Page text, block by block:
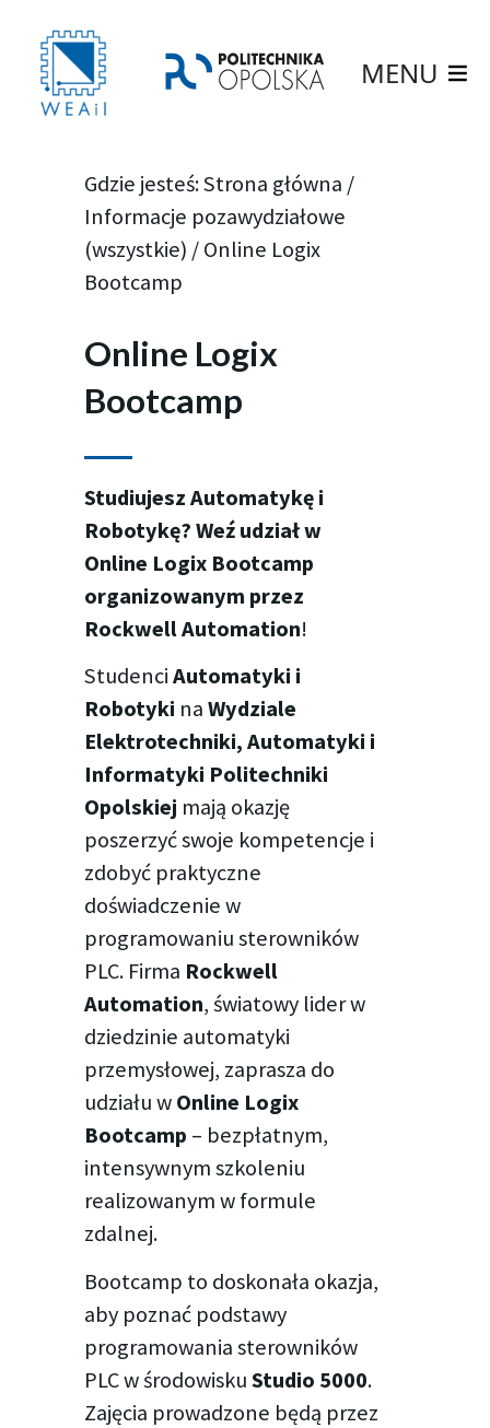
MENU
Gdzie jesteś:Strona główna /
Informacje pozawydziałowe
(wszystkie) /Online Logix
Bootcamp
Online Logix
Bootcamp
Studiujesz Automatykę i
Robotykę? Weź udział w
Online Logix Bootcamp
organizowanym przez
Rockwell Automation!
StudenciAutomatyki i
Robotyki naWydziale
Elektrotechniki, Automatyki i
Informatyki Politechniki
Opolskiej mają okazję
poszerzyć swoje kompetencje i
zdobyć praktyczne
doświadczenie w
programowaniu sterowników
PLC. Firma Rockwell
Automation, światowy lider w
dziedzinie automatyki
przemysłowej, zaprasza do
udziału wOnline Logix
Bootcamp – bezpłatnym,
intensywnym szkoleniu
realizowanym w formule
zdalnej.
Bootcamp to doskonała okazja,
aby poznać podstawy
programowania sterowników
PLC w środowiskuStudio 5000.
Zajęcia prowadzone będą przez